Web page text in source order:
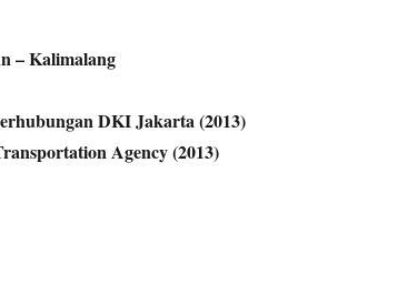
– Kalimalang
DKI Jakarta (2013)
Agency (2013)